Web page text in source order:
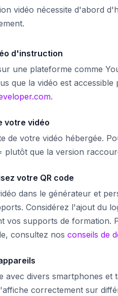
vidéo nécessite d'abord
d'instruction
une plateforme comme
que la vidéo est
.
votre vidéo
de votre vidéo hébergée.
plutôt que la version
votre QR code
dans le générateur et
Considérez l'ajout du
vos supports de formation.
consultez nos conseils de
avec divers smartphones
correctement sur